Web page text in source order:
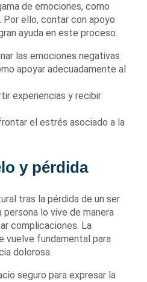
de emociones, como
ello, contar con apoyo
ayuda en este proceso.
las emociones negativas.
apoyar adecuadamente al
experiencias y recibir
el estrés asociado a la
y pérdida
tras la pérdida de un ser
persona lo vive de manera
complicaciones. La
vuelve fundamental para
dolorosa.
seguro para expresar la